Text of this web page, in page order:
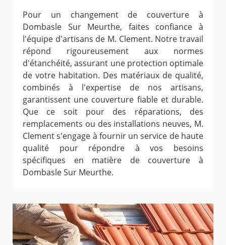
Pour un changement de couverture à
Dombasle Sur Meurthe, faites confiance à
l'équipe d'artisans de M. Clement. Notre travail
répond rigoureusement aux normes
d'étanchéité, assurant une protection optimale
de votre habitation. Des matériaux de qualité,
combinés à l'expertise de nos artisans,
garantissent une couverture fiable et durable.
Que ce soit pour des réparations, des
remplacements ou des installations neuves, M.
Clement s'engage à fournir un service de haute
qualité pour répondre à vos besoins
spécifiques en matière de couverture à
Dombasle Sur Meurthe.